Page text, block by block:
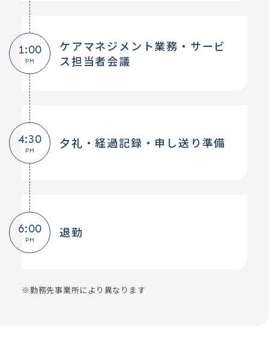
1:00
PM
ケアマネジメント業務・サービ
ス担当者会議
4:30
PM 夕礼・経過記録・申し送り準備
6:00
PM 退勤
※勤務先事業所により異なります